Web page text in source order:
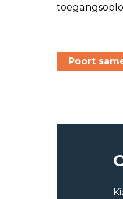
Poort